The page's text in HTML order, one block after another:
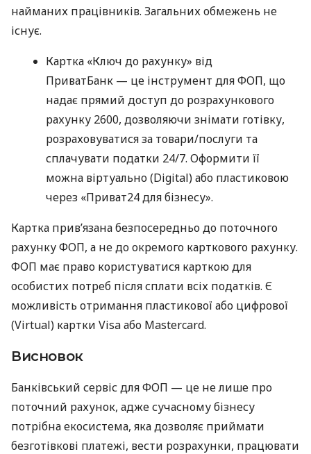
найманих працівників. Загальних обмежень не
існує.
Картка «Ключ до рахунку» від
ПриватБанк — це інструмент для ФОП, що
надає прямий доступ до розрахункового
рахунку 2600, дозволяючи знімати готівку,
розраховуватися за товари/послуги та
сплачувати податки 24/7. Оформити її
можна віртуально (Digital) або пластиковою
через «Приват24 для бізнесу».
Картка прив’язана безпосередньо до поточного
рахунку ФОП, а не до окремого карткового рахунку.
ФОП має право користуватися карткою для
особистих потреб після сплати всіх податків. Є
можливість отримання пластикової або цифрової
(Virtual) картки Visa або Mastercard.
Висновок
Банківський сервіс для ФОП — це не лише про
поточний рахунок, адже сучасному бізнесу
потрібна екосистема, яка дозволяє приймати
безготівкові платежі, вести розрахунки, працювати